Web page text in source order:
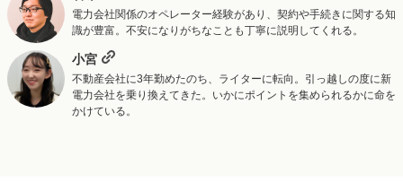
電力会社関係のオペレーター経験があり、契約や手続きに関する知
識が豊富。不安になりがちなことも丁寧に説明してくれる。
小宮
不動産会社に3年勤めたのち、ライターに転向。引っ越しの度に新
電力会社を乗り換えてきた。いかにポイントを集められるかに命を
かけている。